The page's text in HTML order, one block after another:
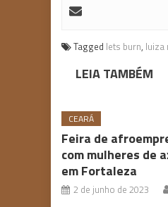
Tagged lets burn, luiza
LEIA TAMBÉM
CEARÁ
Feira de
com mulheres de
em Fortaleza
2 de junho de 2023